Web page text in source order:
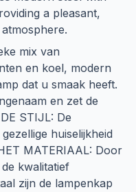
a pleasant,
mix van
en koel, modern
dat u smaak heeft.
en zet de
STIJL: De
huiselijkheid
MATERIAAL: Door
kwalitatief
zijn de lampenkap